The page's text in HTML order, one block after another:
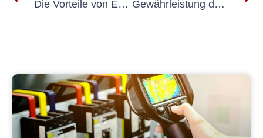
Die Vorteile von E-Check-Systemen zur Optimierung des Hafenbetriebs Gewährleistung der Sicherheit: Die Bedeutung der Prüfung elektrischer Systeme in Werftanlagen